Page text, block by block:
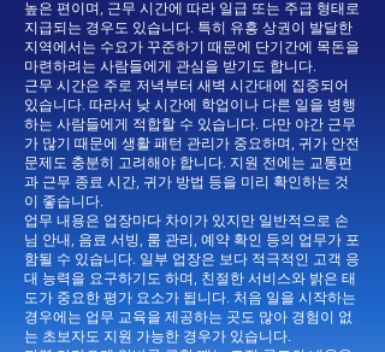
높은 편이며, 근무 시간에 따라 일급 또는 주급 형태로
지급되는 경우도 있습니다. 특히 유흥 상권이 발달한
지역에서는 수요가 꾸준하기 때문에 단기간에 목돈을
마련하려는 사람들에게 관심을 받기도 합니다.
근무 시간은 주로 저녁부터 새벽 시간대에 집중되어
있습니다. 따라서 낮 시간에 학업이나 다른 일을 병행
하는 사람들에게 적합할 수 있습니다. 다만 야간 근무
가 많기 때문에 생활 패턴 관리가 중요하며, 귀가 안전
문제도 충분히 고려해야 합니다. 지원 전에는 교통편
과 근무 종료 시간, 귀가 방법 등을 미리 확인하는 것
이 좋습니다.
업무 내용은 업장마다 차이가 있지만 일반적으로 손
님 안내, 음료 서빙, 룸 관리, 예약 확인 등의 업무가 포
함될 수 있습니다. 일부 업장은 보다 적극적인 고객 응
대 능력을 요구하기도 하며, 친절한 서비스와 밝은 태
도가 중요한 평가 요소가 됩니다. 처음 일을 시작하는
경우에는 업무 교육을 제공하는 곳도 많아 경험이 없
는 초보자도 지원 가능한 경우가 있습니다.